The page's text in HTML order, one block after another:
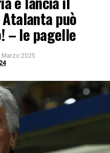
può
– le pagelle
Marzo 2025